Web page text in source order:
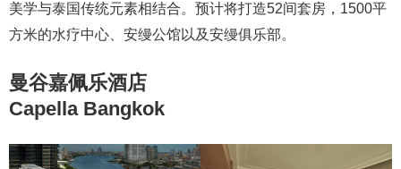
美学与泰国传统元素相结合。预计将打造52间套房，1500平
方米的水疗中心、安缦公馆以及安缦俱乐部。
曼谷嘉佩乐酒店
Capella Bangkok